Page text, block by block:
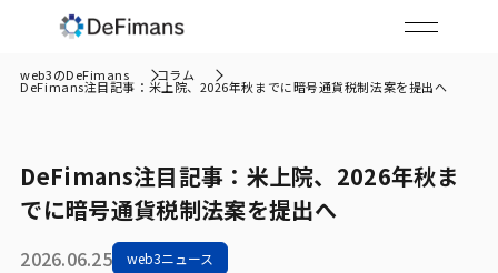
web3のDeFimans コラム
DeFimans注目記事：米上院、2026年秋までに暗号通貨税制法案を提出へ
DeFimans注目記事：米上院、2026年秋ま
でに暗号通貨税制法案を提出へ
2026.06.25 web3ニュース